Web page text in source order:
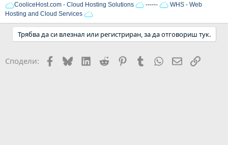
CooliceHost.com - Cloud Hosting Solutions ------
WHS - Web
Hosting and Cloud Services
Трябва да си влезнал или регистриран, за да отговориш тук.
Сподели: Facebook
BlueskyLinkedIn
Reddit PinterestTumblr WhatsApp
EmailLink